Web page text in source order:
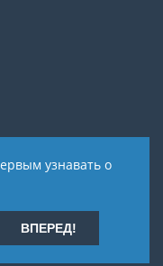
узнавать о